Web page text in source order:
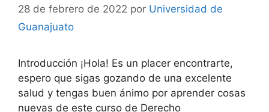
28 de febrero de 2022 por Universidad de
Guanajuato
Introducción ¡Hola! Es un placer encontrarte,
espero que sigas gozando de una excelente
salud y tengas buen ánimo por aprender cosas
nuevas de este curso de Derecho